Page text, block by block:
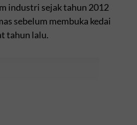
industri sejak tahun 2012
sebelum membuka kedai
tahun lalu.